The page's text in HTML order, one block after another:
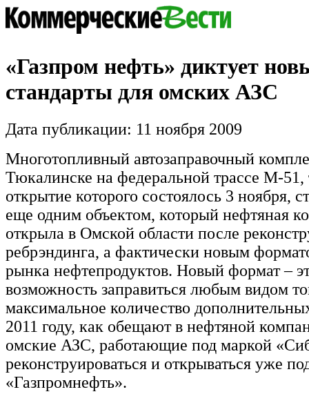
«Газпром нефть» диктует
стандарты для омских АЗС
Дата публикации: 11 ноября 2009
Многотопливный автозаправочный
Тюкалинске на федеральной трассе М-51,
открытие которого состоялось 3 ноября,
еще одним объектом, который нефтяная
открыла в Омской области после
ребрэндинга, а фактически новым
рынка нефтепродуктов. Новый формат –
возможность заправиться любым видом
максимальное количество
2011 году, как обещают в нефтяной
омские АЗС, работающие под маркой
реконструироваться и открываться уже
«Газпромнефть».